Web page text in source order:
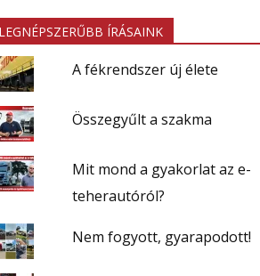
ÍRÁSAINK
A fékrendszer új élete
Összegyűlt a szakma
Mit mond a gyakorlat az e-
teherautóról?
Nem fogyott, gyarapodott!